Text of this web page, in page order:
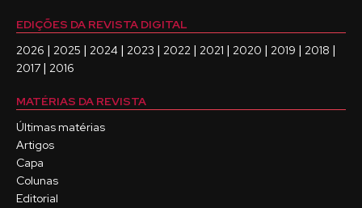
EDIÇÕES DA REVISTA DIGITAL
2026 | 2025 | 2024 | 2023 | 2022 | 2021 | 2020 | 2019 | 2018 |
2017 | 2016
MATÉRIAS DA REVISTA
Últimas matérias
Artigos
Capa
Colunas
Editorial